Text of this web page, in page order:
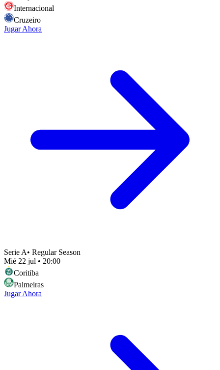
Internacional
Cruzeiro
Jugar Ahora
Serie A• Regular Season
Mié 22 jul • 20:00
Coritiba
Palmeiras
Jugar Ahora